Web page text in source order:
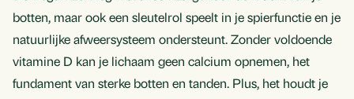
botten, maar ook een sleutelrol speelt in je spierfunctie en je
natuurlijke afweersysteem ondersteunt. Zonder voldoende
vitamine D kan je lichaam geen calcium opnemen, het
fundament van sterke botten en tanden. Plus, het houdt je